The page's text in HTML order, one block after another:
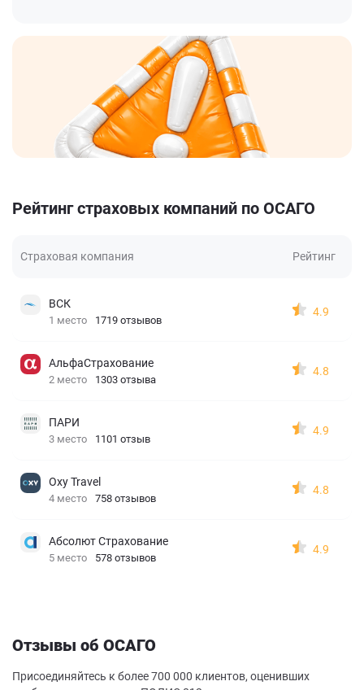
Рейтинг страховых компаний по ОСАГО
Страховая компания Рейтинг
ВСК
1 место 1719 отзывов
4.9
АльфаСтрахование
2 место 1303 отзыва
4.8
ПАРИ
3 место 1101 отзыв
4.9
Oxy Travel
4 место 758 отзывов
4.8
Абсолют Страхование
5 место 578 отзывов
4.9
Отзывы об ОСАГО
Присоединяйтесь к более 700 000 клиентов, оценивших